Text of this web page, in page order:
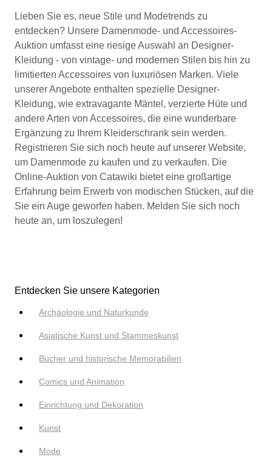
Lieben Sie es, neue Stile und Modetrends zu
entdecken? Unsere Damenmode- und Accessoires-
Auktion umfasst eine riesige Auswahl an Designer-
Kleidung - von vintage- und modernen Stilen bis hin zu
limitierten Accessoires von luxuriösen Marken. Viele
unserer Angebote enthalten spezielle Designer-
Kleidung, wie extravagante Mäntel, verzierte Hüte und
andere Arten von Accessoires, die eine wunderbare
Ergänzung zu Ihrem Kleiderschrank sein werden.
Registrieren Sie sich noch heute auf unserer Website,
um Damenmode zu kaufen und zu verkaufen. Die
Online-Auktion von Catawiki bietet eine großartige
Erfahrung beim Erwerb von modischen Stücken, auf die
Sie ein Auge geworfen haben. Melden Sie sich noch
heute an, um loszulegen!
Entdecken Sie unsere Kategorien
Archäologie und Naturkunde
Asiatische Kunst und Stammeskunst
Bücher und historische Memorabilien
Comics und Animation
Einrichtung und Dekoration
Kunst
Mode